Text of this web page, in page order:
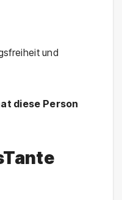
und
diese Person